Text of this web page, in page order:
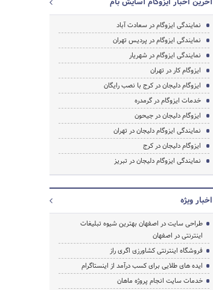
نمایندگی ایزوگام در سعادت آباد
نمایندگی ایزوگام در پردیس تهران
نمایندگی ایزوگام در شهریار
ایزوگام کار در تهران
ایزوگام دلیجان در کرج با نصب رایگان
خدمات ایزوگام در گرمدره
ایزوگام دلیجان در جیحون
نمایندگی ایزوگام دلیجان در تهران
ایزوگام دلیجان در کرج
نمایندگی ایزوگام دلیجان در تبریز
اخبار ویژه
طراحی سایت در اصفهان بهترین شیوه تبلیغات
اینترنتی در اصفهان
فروشگاه اینترنتی کشاورزی اگری راز
ایده های طلایی برای کسب درآمد از اینستاگرام
خدمات سایت انجام پروژه ماهان